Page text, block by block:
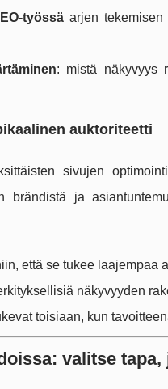
työssä arjen
: mistä näkyvyys
auktoriteetti
sivujen
brändistä ja
että se tukee laajempaa
näkyvyyden
toisiaan, kun
valitse